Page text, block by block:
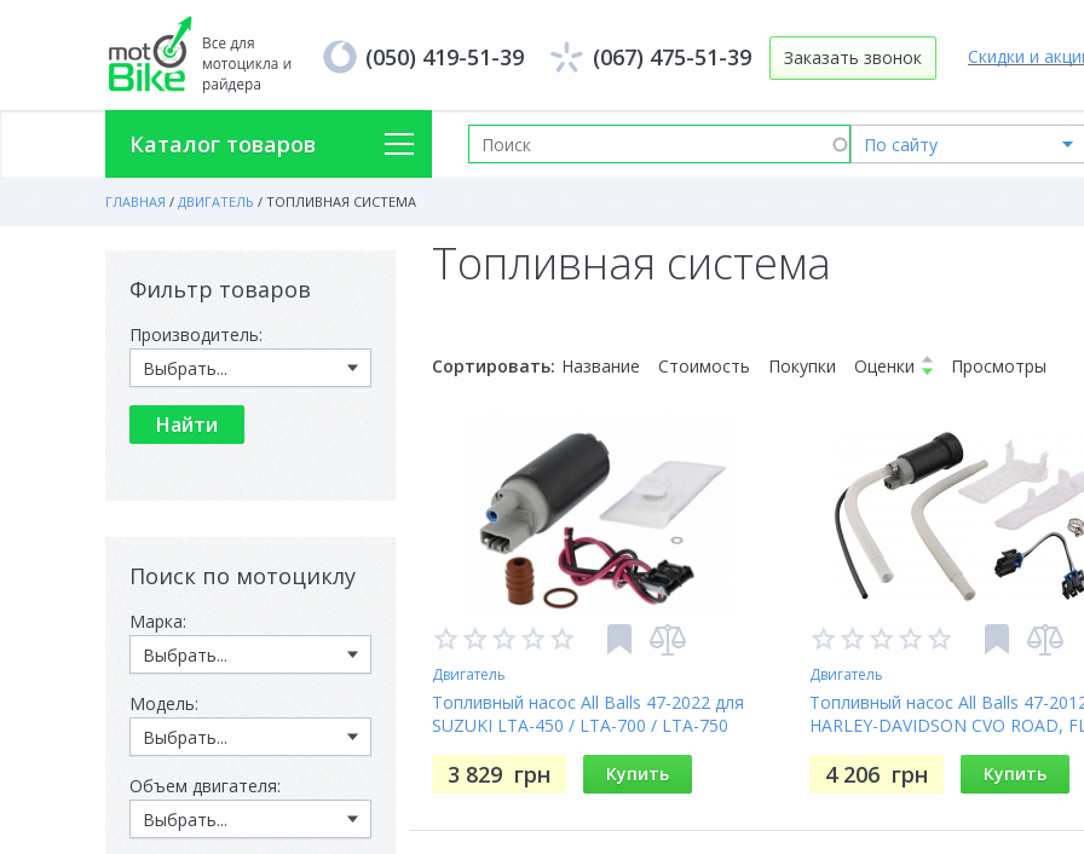
Скидки и
(050) 419-51-39 (067) 475-51-39 Заказать звонок
Каталог товаров
ГЛАВНАЯ / ДВИГАТЕЛЬ / ТОПЛИВНАЯ СИСТЕМА
Топливная система
Сортировать: Название Стоимость Покупки Оценки Просмотры
Двигатель
Топливный насос All Balls 47-2022 для
SUZUKI LTA-450 / LTA-700 / LTA-750
3 829 грн Купить
Двигатель
Топливный насос All Balls 47-
HARLEY-DAVIDSON CVO ROAD,
4 206 грн Купить
Фильтр товаров
Производитель:
Поиск по мотоциклу
Марка:
Модель:
Объем двигателя: